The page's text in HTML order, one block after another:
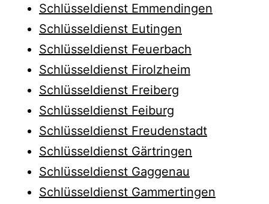
Schlüsseldienst Emmendingen
Schlüsseldienst Eutingen
Schlüsseldienst Feuerbach
Schlüsseldienst Firolzheim
Schlüsseldienst Freiberg
Schlüsseldienst Feiburg
Schlüsseldienst Freudenstadt
Schlüsseldienst Gärtringen
Schlüsseldienst Gaggenau
Schlüsseldienst Gammertingen